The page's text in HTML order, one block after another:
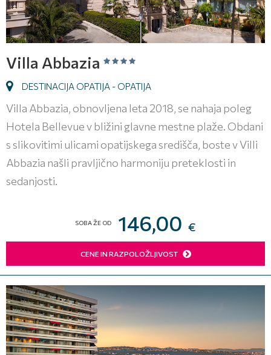
Villa Abbazia
DESTINACIJA OPATIJA - OPATIJA
Villa Abbazia, obnovljena leta 2018, se nahaja poleg
Hotela Bellevue v bližini glavne mestne plaže. Obdani
s slikovitimi ulicami opatijskega središča, boste v Villi
Abbazia našli pravljično harmoniju preteklosti in
sedanjosti.
SOBA ŽE OD 146,00 €
CENE IN RAZPOLOŽLJIVOST